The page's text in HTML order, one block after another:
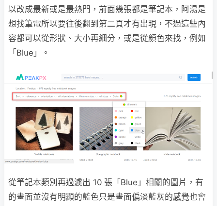
以改成最新或是最熱門，前面幾張都是筆記本，阿湯是
想找筆電所以要往後翻到第二頁才有出現，不過這些內
容都可以從形狀、大小再細分，或是從顏色來找，例如
「Blue」。
從筆記本類別再過濾出 10 張「Blue」相關的圖片，有
的畫面並沒有明顯的藍色只是畫面偏淡藍灰的感覺也會